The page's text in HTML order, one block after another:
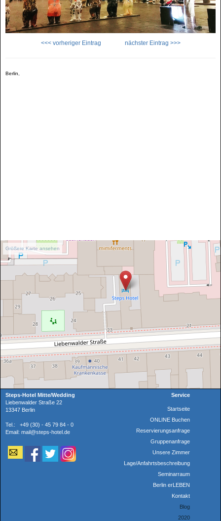
<<< vorheriger Eintrag nächster Eintrag >>>
Berlin,
Größere Karte ansehen
Steps-Hotel Mitte/Wedding
Liebenwalder Straße 22
13347 Berlin
Tel.: +49 (30) - 45 79 84 - 0
Email: mail@steps-hotel.de
Service
Startseite
ONLINE Buchen
Reservierungsanfrage
Gruppenanfrage
Unsere Zimmer
Lage/Anfahrtsbeschreibung
Seminarraum
Berlin erLEBEN
Kontakt
Blog
2020